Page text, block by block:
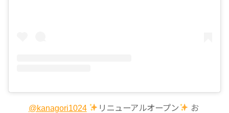
@kanagori1024 リニューアルオープン
お